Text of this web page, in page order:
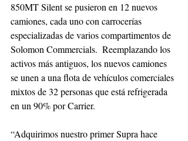
850MT Silent se pusieron en 12 nuevos
camiones, cada uno con carrocerías
especializadas de varios compartimentos de
Solomon Commercials.  Reemplazando los
activos más antiguos, los nuevos camiones
se unen a una flota de vehículos comerciales
mixtos de 32 personas que está refrigerada
en un 90% por Carrier.
“Adquirimos nuestro primer Supra hace